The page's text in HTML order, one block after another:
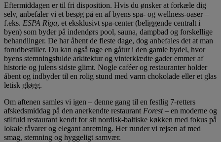
Eftermiddagen er til fri disposition. Hvis du ønsker at forkæle dig
selv, anbefaler vi et besøg på en af byens spa- og wellness-oaser –
f.eks. ESPA Riga, et eksklusivt spa-center (beliggende centralt i
byen) som byder på indendørs pool, sauna, dampbad og forskellige
behandlinger. De har åbent de fleste dage, dog anbefales det at man
forudbestiller. Du kan også tage en gåtur i den gamle bydel, hvor
byens stemningsfulde arkitektur og vinterklædte gader emmer af
historie og julens sidste glimt. Nogle caféer og restauranter holder
åbent og indbyder til en rolig stund med varm chokolade eller et glas
letisk gløgg.
Om aftenen samles vi igen – denne gang til en festlig 7-retters
afskedsmiddag på den anerkendte restaurant Forest– en moderne og
stilfuld restaurant kendt for sit nordisk-baltiske køkken med fokus på
lokale råvarer og elegant anretning. Her runder vi rejsen af med
smag, stemning og hyggeligt samvær.